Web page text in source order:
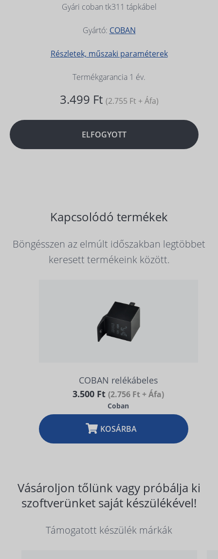
Gyári coban tk311 tápkábel
Gyártó: COBAN
Részletek, műszaki paraméterek
Termékgarancia 1 év.
3.499 Ft (2.755 Ft + Áfa)
ELFOGYOTT
Kapcsolódó termékek
Böngésszen az elmúlt időszakban legtöbbet
keresett termékeink között.
COBAN relékábeles
3.500 Ft(2.756 Ft + Áfa)
Coban
KOSÁRBA
Vásároljon tőlünk vagy próbálja ki
szoftverünket saját készülékével!
Támogatott készülék márkák